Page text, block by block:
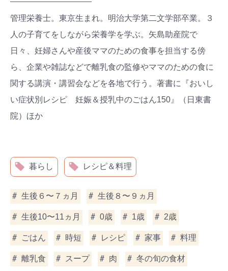
管理栄養士。東京生まれ。明治大学第二文学部卒業。３
人の子育てをしながら栄養学を学ぶ。矢島助産院で
日々、妊婦さんや産後ママのための食事を担当する傍
ら、企業や雑誌などで離乳食の監修やママのための食に
関する講演・講習会などを各地で行う。著書に『おいし
い症状別レシピ 妊娠＆授乳中のごはん150』（日東書
院）ほか
暮らし レシピ＆料理
生後６〜７ヵ月 生後８〜９ヵ月
生後10〜11ヵ月 0歳 1歳 2歳
ごはん 時短 レシピ 家事 料理
離乳食 スープ 肉 冬の旬の食材